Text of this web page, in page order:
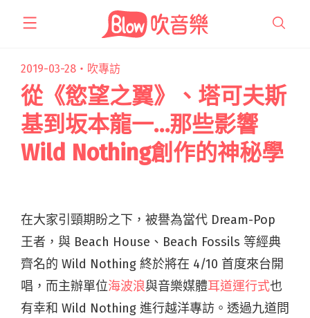
2019-03-28・ 吹專訪
從《慾望之翼》、塔可夫斯
基到坂本龍一…那些影響
Wild Nothing創作的神秘學
在大家引頸期盼之下，被譽為當代 Dream-Pop
王者，與 Beach House、Beach Fossils 等經典
齊名的 Wild Nothing 終於將在 4/10 首度來台開
唱，而主辦單位海波浪與音樂媒體耳道運行式也
有幸和 Wild Nothing 進行越洋專訪。透過九道問